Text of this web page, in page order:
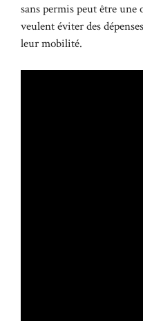
sans permis peut être
veulent éviter des
leur mobilité.